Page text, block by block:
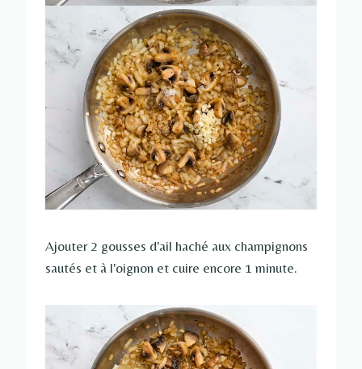
Ajouter 2 gousses d'ail haché aux champignons
sautés et à l'oignon et cuire encore 1 minute.